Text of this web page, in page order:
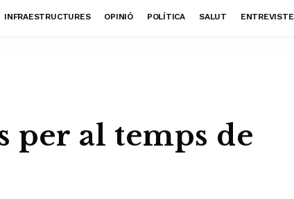
INFRAESTRUCTURES OPINIÓ POLÍTICA SALUT
per al temps de